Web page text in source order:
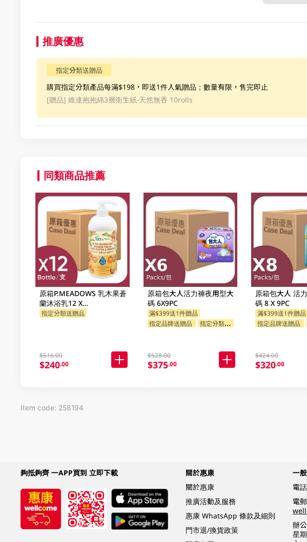
推廣優惠
指定分類送贈品
購買指定分類產品每滿$198，即送1件人氣贈品；數量有限，售完即止
[贈品] 維達抱抱綿3層衛生紙-天然無香 10rolls
同類商品推薦
原箱P.MEADOWS 乳木果蒼
蘭沐浴乳12 X
23P.MEADOWS GM
指定分類送贈品
$516.00
$240.00
原箱包大人活力褲夜用型大
碼 6X9PC
滿$399送1件贈品
指定品牌送贈品
指定分類送贈品
$528.00
$375.00
原箱包大人 活
碼 8 X 9PC
滿$399送1件贈品
指定品牌送贈品
$424.00
$320.00
Item code: 258194
夠抵夠齊 一APP買到 立即下載
關於惠康
關於惠康
推廣活動及服務
惠康 WhatsApp 條款及細則
門市退/換貨政策
一
電
電
辦
星